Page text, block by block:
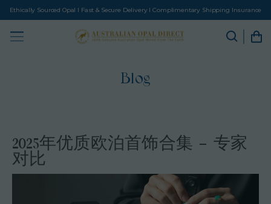
Ethically Sourced Opal I Fast & Secure Delivery I Complimentary Shipping Insurance
Blog
2025年优质欧泊首饰合集 – 专家
对比